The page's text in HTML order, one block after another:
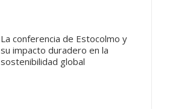
La conferencia de Estocolmo y
su impacto duradero en la
sostenibilidad global